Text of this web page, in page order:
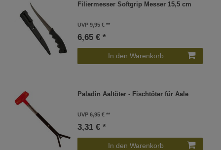
Filiermesser Softgrip Messer 15,5 cm
UVP 9,95 €
6,65 € *
In den Warenkorb
Paladin Aaltöter - Fischtöter für Aale
UVP 6,95 €
3,31 € *
In den Warenkorb